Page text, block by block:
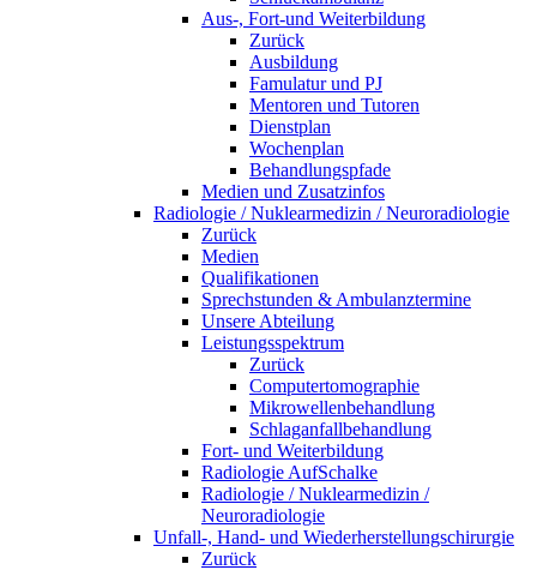
Aus-, Fort-und Weiterbildung
Zurück
Ausbildung
Famulatur und PJ
Mentoren und Tutoren
Dienstplan
Wochenplan
Behandlungspfade
Medien und Zusatzinfos
Radiologie / Nuklearmedizin / Neuroradiologie
Zurück
Medien
Qualifikationen
Sprechstunden & Ambulanztermine
Unsere Abteilung
Leistungsspektrum
Zurück
Computertomographie
Mikrowellenbehandlung
Schlaganfallbehandlung
Fort- und Weiterbildung
Radiologie AufSchalke
Radiologie / Nuklearmedizin /
Neuroradiologie
Unfall-, Hand- und Wiederherstellungschirurgie
Zurück